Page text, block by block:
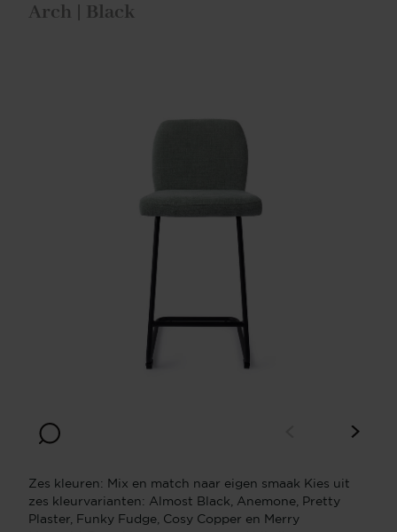
Arch | Black
Zes kleuren: Mix en match naar eigen smaak Kies uit
zes kleurvarianten: Almost Black, Anemone, Pretty
Plaster, Funky Fudge, Cosy Copper en Merry